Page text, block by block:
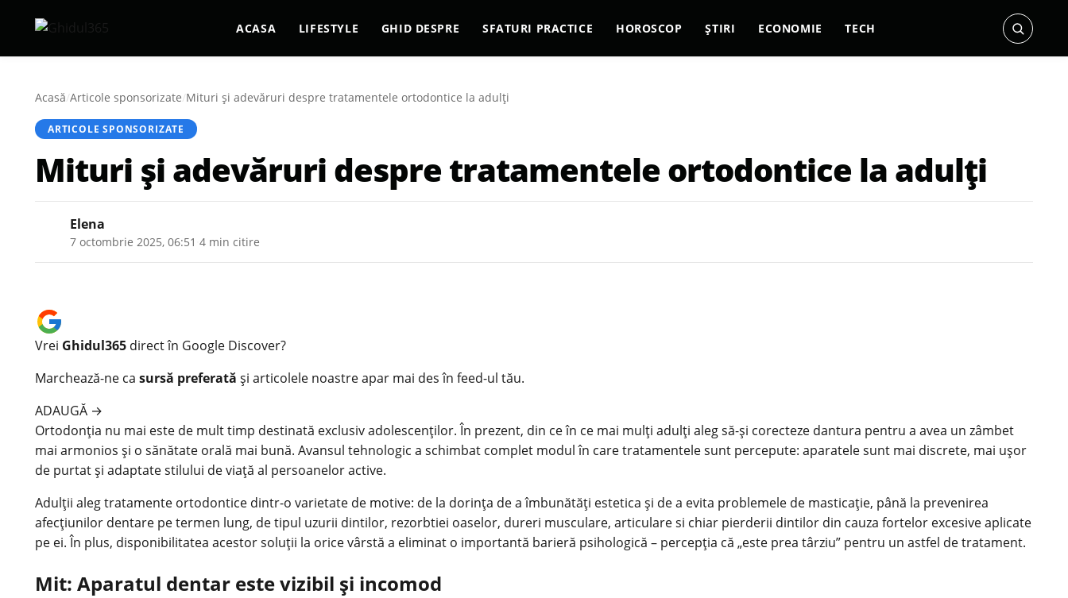
ACASA LIFESTYLE GHID DESPRE SFATURI PRACTICE HOROSCOP ȘTIRI ECONOMIE TECH
Acasă/Articole sponsorizate/Mituri și adevăruri despre tratamentele ortodontice la adulți
ARTICOLE SPONSORIZATE
Mituri și adevăruri despre tratamentele ortodontice la adulți
Elena
7 octombrie 2025, 06:51 4 min citire
Vrei Ghidul365 direct în Google Discover?
Marchează-ne ca sursă preferată și articolele noastre apar mai des în feed-ul tău.
ADAUGĂ →
Ortodonția nu mai este de mult timp destinată exclusiv adolescenților. În prezent, din ce în ce mai mulți adulți aleg să-și corecteze dantura pentru a avea un zâmbet
mai armonios și o sănătate orală mai bună. Avansul tehnologic a schimbat complet modul în care tratamentele sunt percepute: aparatele sunt mai discrete, mai ușor
de purtat și adaptate stilului de viață al persoanelor active.
Adulții aleg tratamente ortodontice dintr-o varietate de motive: de la dorința de a îmbunătăți estetica și de a evita problemele de masticație, până la prevenirea
afecțiunilor dentare pe termen lung, de tipul uzurii dintilor, rezorbtiei oaselor, dureri musculare, articulare si chiar pierderii dintilor din cauza fortelor excesive aplicate
pe ei. În plus, disponibilitatea acestor soluții la orice vârstă a eliminat o importantă barieră psihologică – percepția că „este prea târziu” pentru un astfel de tratament.
Mit: Aparatul dentar este vizibil și incomod